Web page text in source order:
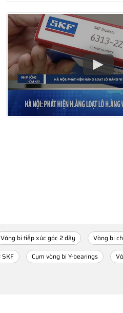
Vòng bi tiếp xúc góc 2 dãy
Vòng bi
Cụm vòng bi Y-bearings